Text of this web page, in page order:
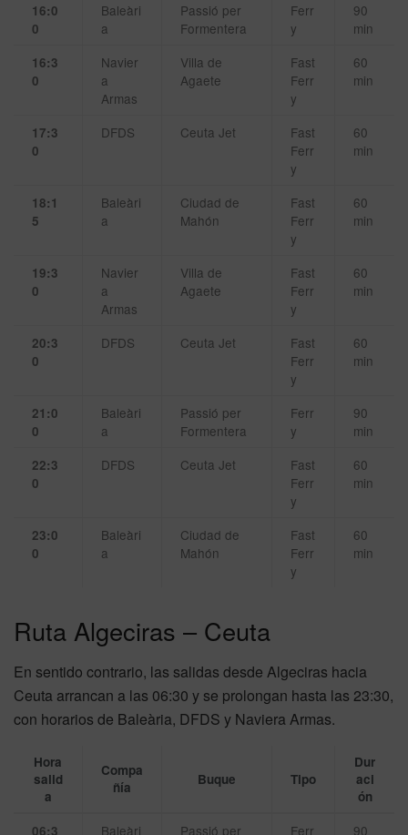
16:0
0
Baleàri
a
Passió per
Formentera
Ferr
y
90
min
16:3
0
Navier
a
Armas
Villa de
Agaete
Fast
Ferr
y
60
min
17:3
0
DFDS Ceuta Jet
Fast
Ferr
y
60
min
18:1
5
Baleàri
a
Ciudad de
Mahón
Fast
Ferr
y
60
min
19:3
0
Navier
a
Armas
Villa de
Agaete
Fast
Ferr
y
60
min
20:3
0
DFDS Ceuta Jet
Fast
Ferr
y
60
min
21:0
0
Baleàri
a
Passió per
Formentera
Ferr
y
90
min
22:3
0
DFDS Ceuta Jet
Fast
Ferr
y
60
min
23:0
0
Baleàri
a
Ciudad de
Mahón
Fast
Ferr
y
60
min
Ruta Algeciras – Ceuta
En sentido contrario, las salidas desde Algeciras hacia
Ceuta arrancan a las 06:30 y se prolongan hasta las 23:30,
con horarios de Baleària, DFDS y Naviera Armas.
Hora
salid
a
Compa
ñía
Buque Tipo
Dur
aci
ón
06:3
Baleàri Passió per Ferr 90